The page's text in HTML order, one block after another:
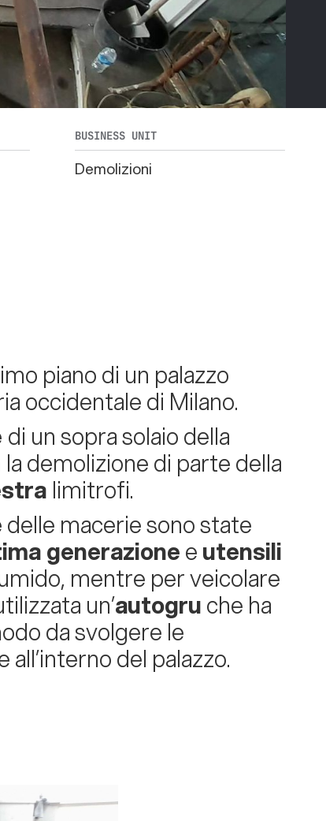
BUSINESS UNIT
Demolizioni
piano di un palazzo
occidentale di Milano.
di un sopra solaio della
demolizione di parte della
limitrofi.
macerie sono state
generazioneeutensili
mentre per veicolare
un’autogruche ha
da svolgere le
del palazzo.